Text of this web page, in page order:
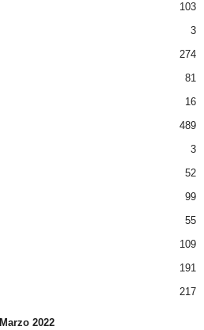
103
3
274
81
16
489
3
52
99
55
109
191
217
Marzo 2022